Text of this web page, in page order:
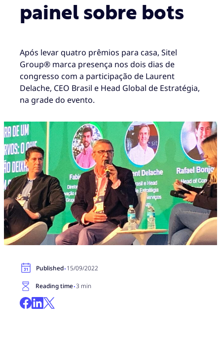
painel sobre bots
Após levar quatro prêmios para casa, Sitel
Group® marca presença nos dois dias de
congresso com a participação de Laurent
Delache, CEO Brasil e Head Global de Estratégia,
na grade do evento.
Published·15/09/2022
Reading time·3 min